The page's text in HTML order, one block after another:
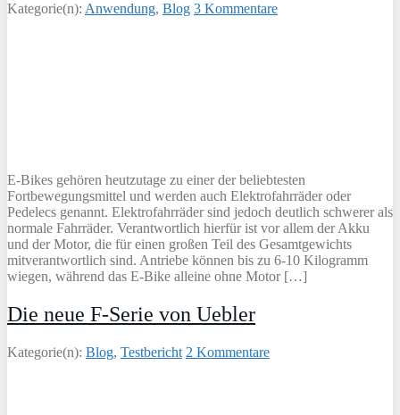
Kategorie(n): Anwendung, Blog 3 Kommentare
E-Bikes gehören heutzutage zu einer der beliebtesten
Fortbewegungsmittel und werden auch Elektrofahrräder oder
Pedelecs genannt. Elektrofahrräder sind jedoch deutlich schwerer als
normale Fahrräder. Verantwortlich hierfür ist vor allem der Akku
und der Motor, die für einen großen Teil des Gesamtgewichts
mitverantwortlich sind. Antriebe können bis zu 6-10 Kilogramm
wiegen, während das E-Bike alleine ohne Motor […]
Die neue F-Serie von Uebler
Kategorie(n): Blog, Testbericht 2 Kommentare